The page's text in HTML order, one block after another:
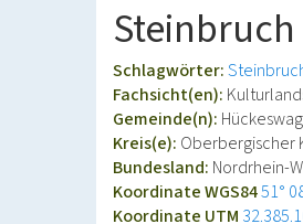
Schlagwörter:
Fachsicht(en):
Gemeinde(n):
Kreis(e): Oberbergischer
Bundesland: Nordrhein-
Koordinate WGS8451°
Koordinate UTM